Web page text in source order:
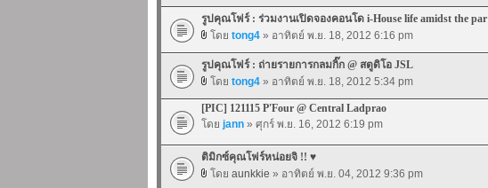
รูปคุณโฟร์ : ร่วมงานเปิดจองคอนโด i-House life amidst the par
โดย tong4 » อาทิตย์ พ.ย. 18, 2012 6:16 pm
รูปคุณโฟร์ : ถ่ายรายการกลมกิ๊ก @ สตูดิโอ JSL
โดย tong4 » อาทิตย์ พ.ย. 18, 2012 5:34 pm
[PIC] 121115 P'Four @ Central Ladprao
โดย jann » ศุกร์ พ.ย. 16, 2012 6:19 pm
ติมิกซ์คุณโฟร์หน่อยจิ !! ♥
โดย aunkkie » อาทิตย์ พ.ย. 04, 2012 9:36 pm